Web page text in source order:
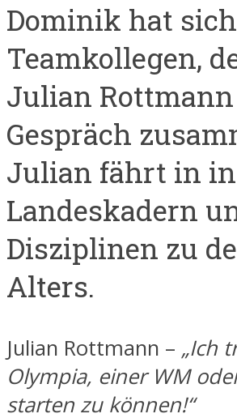
Dominik hat
Teamkollegen,
Julian
Gespräch
Julian fährt in
Landeskadern
Disziplinen zu
Alters.
Julian Rottmann – „Ich
Olympia, einer WM
starten zu können!“